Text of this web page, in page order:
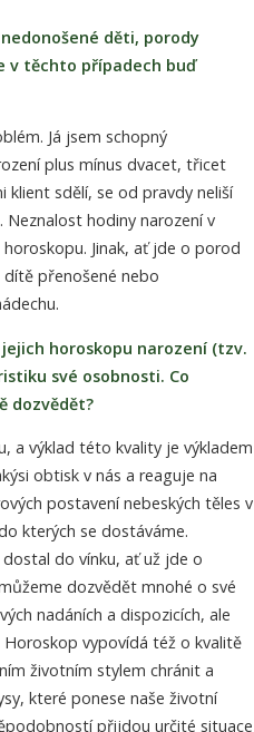
děti, porody
v těchto případech buď
Já jsem schopný
plus mínus dvacet, třicet
sdělí, se od pravdy neliší
hodiny narození v
Jinak, ať jde o porod
přenošené nebo
horoskopu narození (tzv.
své osobnosti. Co
dozvědět?
a výklad této kvality je výkladem
obtisk v nás a reaguje na
postavení nebeských těles v
kterých se dostáváme.
do vínku, ať už jde o
dozvědět mnohé o své
nadáních a dispozicích, ale
vypovídá též o kvalitě
životním stylem chránit a
které ponese naše životní
přijdou určité situace